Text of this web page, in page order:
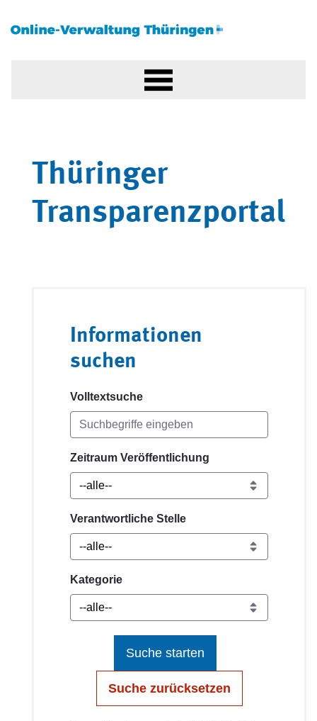
Thüringer
Transparenzportal
Informationen
suchen
Volltextsuche
Zeitraum Veröffentlichung
Verantwortliche Stelle
Kategorie
Suche starten
Suche zurücksetzen